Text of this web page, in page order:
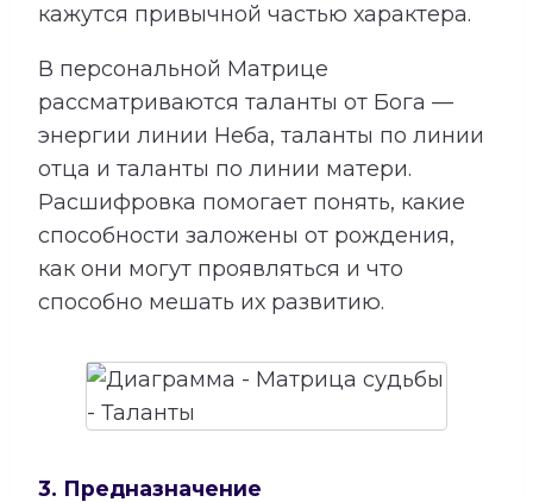
кажутся привычной частью характера.
В персональной Матрице
рассматриваются таланты от Бога —
энергии линии Неба, таланты по линии
отца и таланты по линии матери.
Расшифровка помогает понять, какие
способности заложены от рождения,
как они могут проявляться и что
способно мешать их развитию.
3. Предназначение